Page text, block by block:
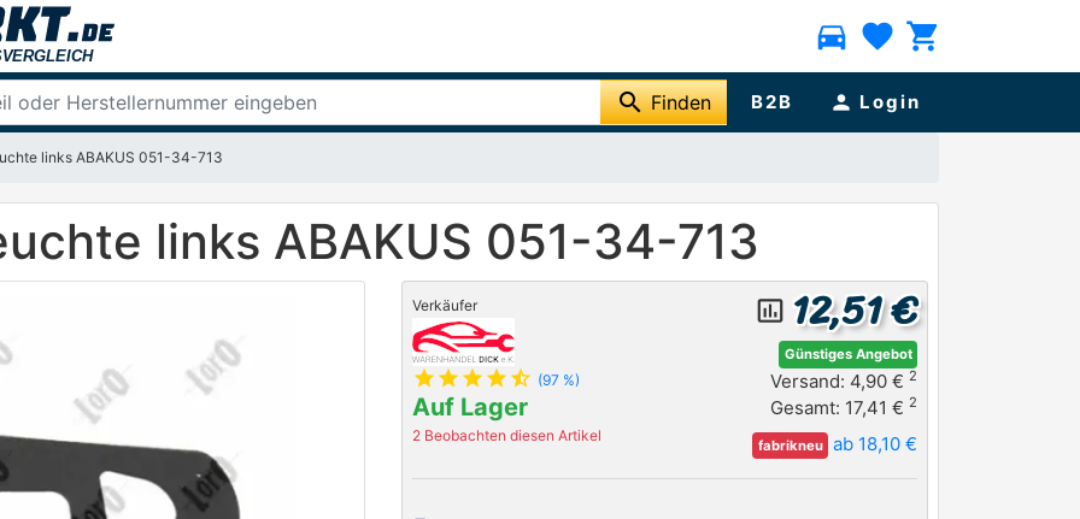
directions_car favorite shopping_cart
search Finden B2B person Login
links ABAKUS 051-34-713
links ABAKUS 051-34-713
Verkäufer
star star star star star_half (97 %)
Auf Lager
2 Beobachten diesen Artikel
insert_chart_outlined 12,51 €
Günstiges Angebot
Versand: 4,90 € 2
Gesamt: 17,41 € 2
fabrikneu ab 18,10 €